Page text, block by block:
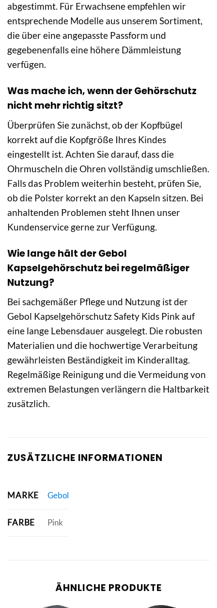
abgestimmt. Für Erwachsene empfehlen wir
entsprechende Modelle aus unserem Sortiment,
die über eine angepasste Passform und
gegebenenfalls eine höhere Dämmleistung
verfügen.
Was mache ich, wenn der Gehörschutz
nicht mehr richtig sitzt?
Überprüfen Sie zunächst, ob der Kopfbügel
korrekt auf die Kopfgröße Ihres Kindes
eingestellt ist. Achten Sie darauf, dass die
Ohrmuscheln die Ohren vollständig umschließen.
Falls das Problem weiterhin besteht, prüfen Sie,
ob die Polster korrekt an den Kapseln sitzen. Bei
anhaltenden Problemen steht Ihnen unser
Kundenservice gerne zur Verfügung.
Wie lange hält der Gebol
Kapselgehörschutz bei regelmäßiger
Nutzung?
Bei sachgemäßer Pflege und Nutzung ist der
Gebol Kapselgehörschutz Safety Kids Pink auf
eine lange Lebensdauer ausgelegt. Die robusten
Materialien und die hochwertige Verarbeitung
gewährleisten Beständigkeit im Kinderalltag.
Regelmäßige Reinigung und die Vermeidung von
extremen Belastungen verlängern die Haltbarkeit
zusätzlich.
ZUSÄTZLICHE INFORMATIONEN
MARKE Gebol
FARBE Pink
ÄHNLICHE PRODUKTE